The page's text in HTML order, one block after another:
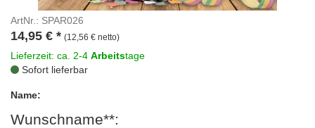
ArtNr.: SPAR026
14,95 € * (12,56 € netto)
Lieferzeit: ca. 2-4 Arbeitstage
Sofort lieferbar
Name:
Wunschname**: